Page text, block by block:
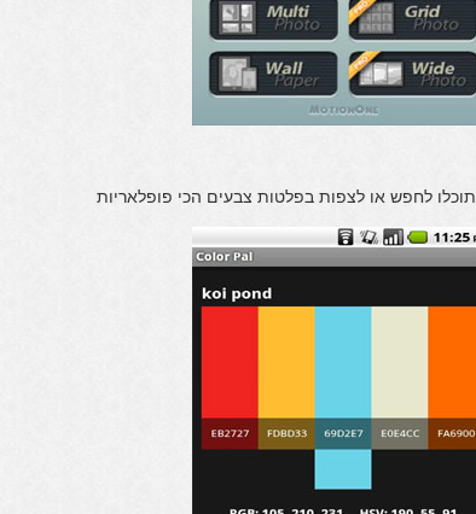
לחפש או לצפות בפלטות צבעים הכי פופלאריות